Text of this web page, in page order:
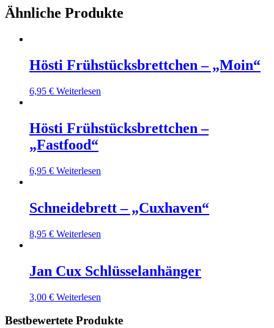
Ähnliche Produkte
Hösti Frühstücksbrettchen – „Moin“
6,95 € Weiterlesen
Hösti Frühstücksbrettchen –
„Fastfood“
6,95 € Weiterlesen
Schneidebrett – „Cuxhaven“
8,95 € Weiterlesen
Jan Cux Schlüsselanhänger
3,00 € Weiterlesen
Bestbewertete Produkte